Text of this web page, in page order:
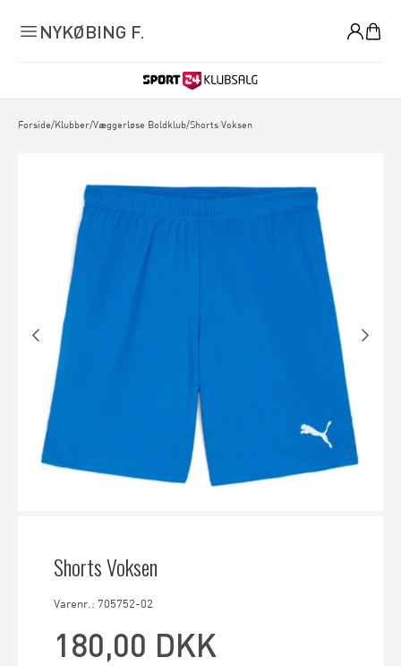
NYKØBING F.
Forside/Klubber/Væggerløse Boldklub/Shorts Voksen
Shorts Voksen
Varenr.: 705752-02
180,00 DKK